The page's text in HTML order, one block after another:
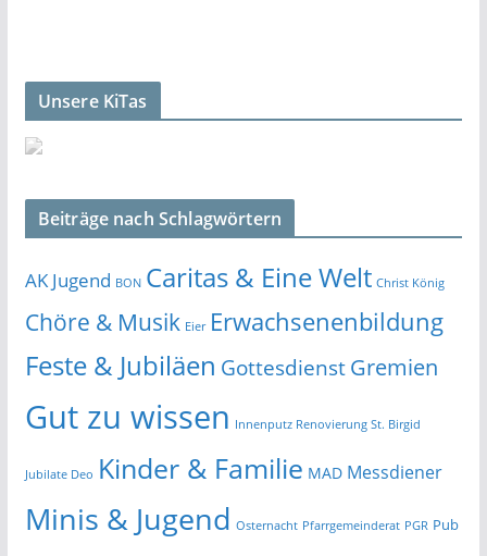
Unsere KiTas
Beiträge nach Schlagwörtern
AK Jugend BON Caritas & Eine Welt Christ König
Chöre & Musik Eier Erwachsenenbildung
Feste & Jubiläen GottesdienstGremien
Gut zu wissen Innenputz Renovierung St. Birgid
Jubilate Deo Kinder & Familie MAD Messdiener
Minis & Jugend Osternacht Pfarrgemeinderat PGR Pub